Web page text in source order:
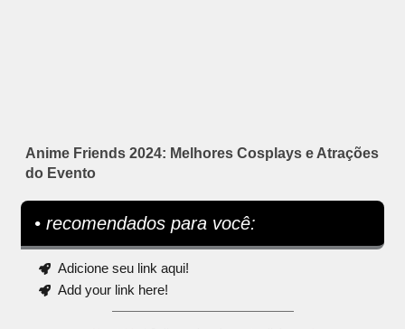
Anime Friends 2024: Melhores Cosplays e Atrações
do Evento
• recomendados para você:
Adicione seu link aqui!
Add your link here!